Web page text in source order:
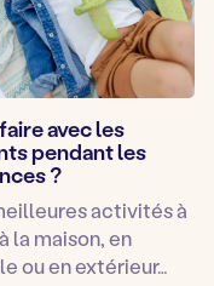
avec les
pendant les
?
activités à
la maison, en
ou en extérieur…